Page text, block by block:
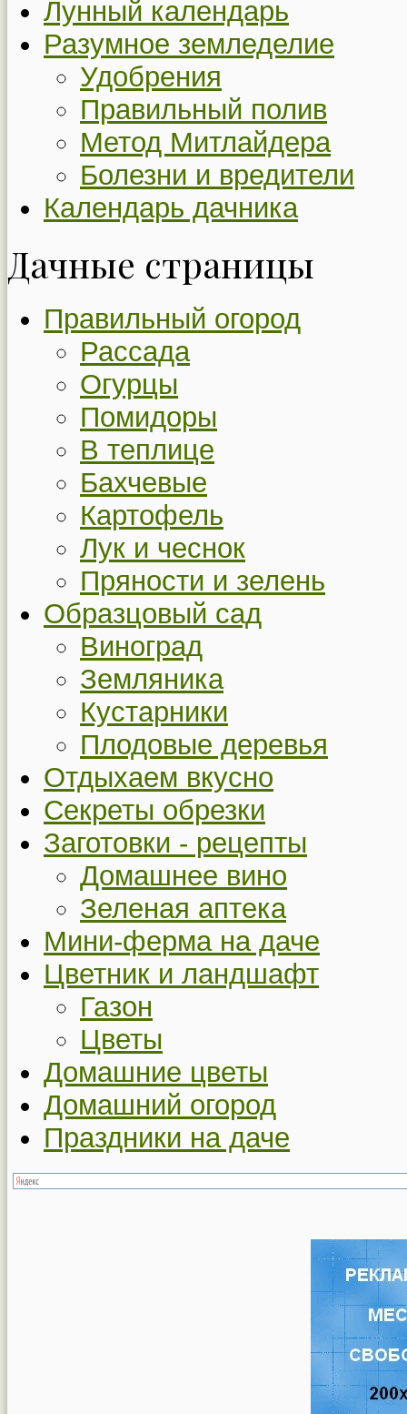
Лунный календарь
Разумное земледелие
Удобрения
Правильный полив
Метод Митлайдера
Болезни и вредители
Календарь дачника
Дачные страницы
Правильный огород
Рассада
Огурцы
Помидоры
В теплице
Бахчевые
Картофель
Лук и чеснок
Пряности и зелень
Образцовый сад
Виноград
Земляника
Кустарники
Плодовые деревья
Отдыхаем вкусно
Секреты обрезки
Заготовки - рецепты
Домашнее вино
Зеленая аптека
Мини-ферма на даче
Цветник и ландшафт
Газон
Цветы
Домашние цветы
Домашний огород
Праздники на даче